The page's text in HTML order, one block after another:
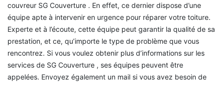
couvreur SG Couverture . En effet, ce dernier dispose d’une
équipe apte à intervenir en urgence pour réparer votre toiture.
Experte et à l’écoute, cette équipe peut garantir la qualité de sa
prestation, et ce, qu’importe le type de problème que vous
rencontrez. Si vous voulez obtenir plus d’informations sur les
services de SG Couverture , ses équipes peuvent être
appelées. Envoyez également un mail si vous avez besoin de